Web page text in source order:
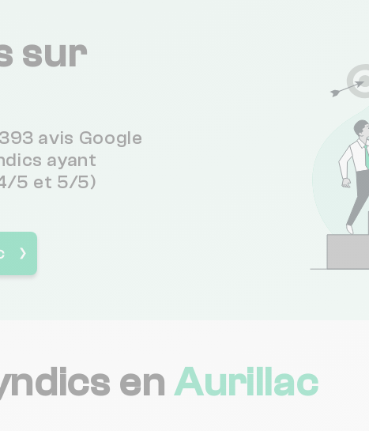
sur
avis Google
ayant
5 et 5/5)
❯
enAurillac